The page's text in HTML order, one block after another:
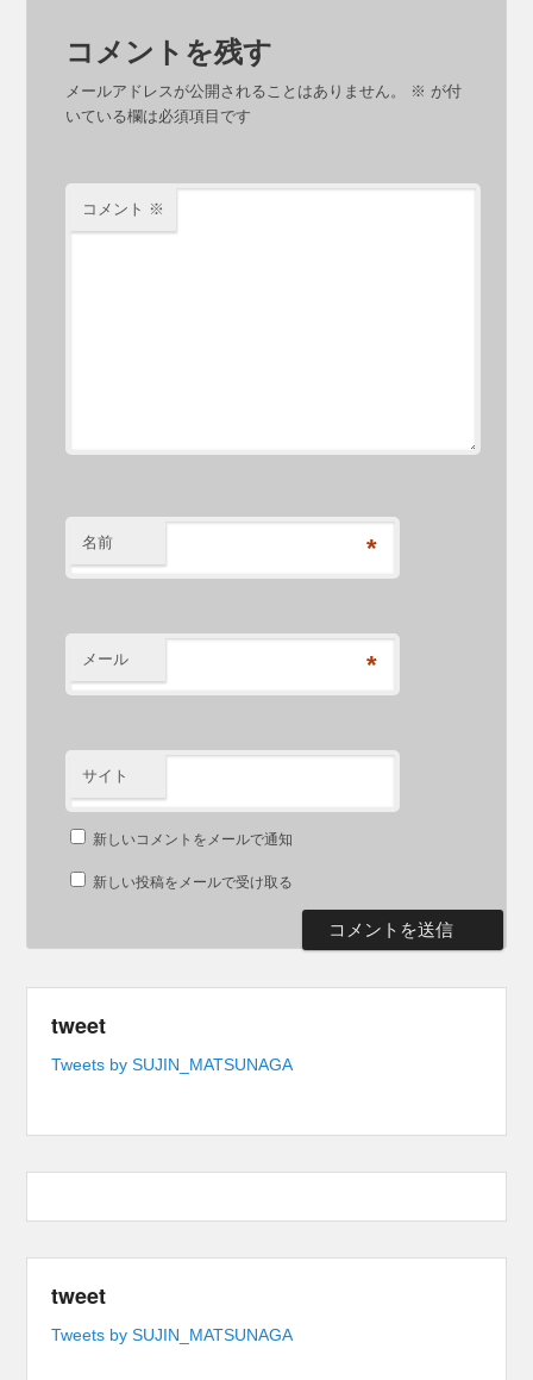
コメントを残す
メールアドレスが公開されることはありません。 ※ が付
いている欄は必須項目です
コメント ※
名前 *
メール *
サイト
新しいコメントをメールで通知
新しい投稿をメールで受け取る
tweet
Tweets by SUJIN_MATSUNAGA
tweet
Tweets by SUJIN_MATSUNAGA